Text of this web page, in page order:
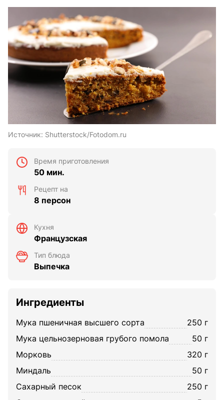
Источник: Shutterstock/Fotodom.ru
Время приготовления
50 мин.
Рецепт на
8 персон
Кухня
Французская
Тип блюда
Выпечка
Ингредиенты
мука пшеничная высшего сорта
250 г
мука цельнозерновая грубого помола
50 г
морковь
320 г
миндаль
50 г
Сахарный песок
250 г